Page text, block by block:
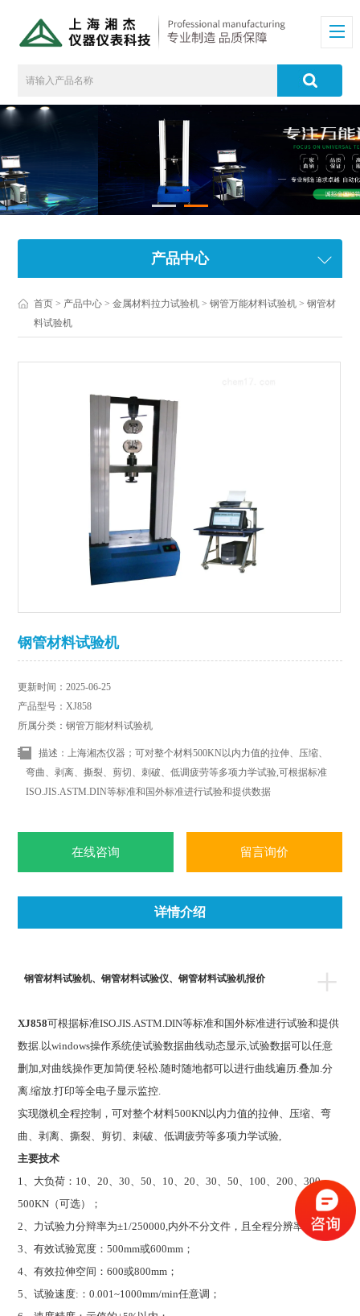
产品中心
首页 > 产品中心 >金属材料拉力试验机 >钢管万能材料试验机 > 钢管材
料试验机
钢管材料试验机
更新时间：2025-06-25
产品型号：XJ858
所属分类：钢管万能材料试验机
描述：上海湘杰仪器；可对整个材料500KN以内力值的拉伸、压缩、
弯曲、剥离、撕裂、剪切、刺破、低调疲劳等多项力学试验,可根据标准
ISO.JIS.ASTM.DIN等标准和国外标准进行试验和提供数据
在线咨询 留言询价
详情介绍
+
钢管材料试验机、钢管材料试验仪、钢管材料试验机报价
XJ858可根据标准ISO.JIS.ASTM.DIN等标准和国外标准进行试验和提供
数据.以windows操作系统使试验数据曲线动态显示,试验数据可以任意
删加,对曲线操作更加简便.轻松.随时随地都可以进行曲线遍历.叠加.分
离.缩放.打印等全电子显示监控.
实现微机全程控制，可对整个材料500KN以内力值的拉伸、压缩、弯
曲、剥离、撕裂、剪切、刺破、低调疲劳等多项力学试验,
主要技术
1、大负荷：10、20、30、50、10、20、30、50、100、200、300、
500KN（可选）；
2、力试验力分辩率为±1/250000,内外不分文件，且全程分辨率不变；
3、有效试验宽度：500mm或600mm；
4、有效拉伸空间：600或800mm；
5、试验速度:：0.001~1000mm/min任意调；